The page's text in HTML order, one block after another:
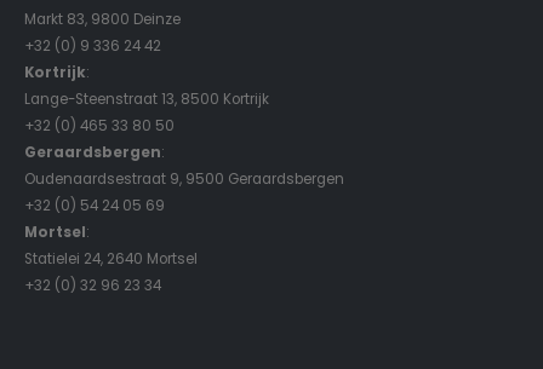
Markt 83, 9800 Deinze
+32 (0) 9 336 24 42
Kortrijk:
Lange-Steenstraat 13, 8500 Kortrijk
+32 (0) 465 33 80 50
Geraardsbergen:
Oudenaardsestraat 9, 9500 Geraardsbergen
+32 (0) 54 24 05 69
Mortsel:
Statielei 24, 2640 Mortsel
+32 (0) 32 96 23 34